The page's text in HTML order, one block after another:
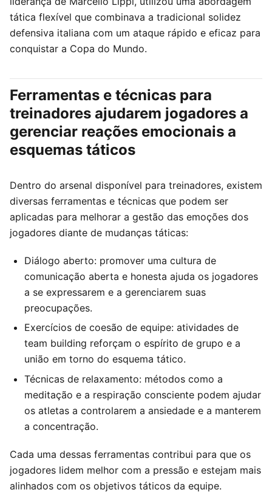
tática flexível que combinava a tradicional solidez
defensiva italiana com um ataque rápido e eficaz para
conquistar a Copa do Mundo.
Ferramentas e técnicas para
treinadores ajudarem jogadores a
gerenciar reações emocionais a
esquemas táticos
Dentro do arsenal disponível para treinadores, existem
diversas ferramentas e técnicas que podem ser
aplicadas para melhorar a gestão das emoções dos
jogadores diante de mudanças táticas:
Diálogo aberto: promover uma cultura de
comunicação aberta e honesta ajuda os jogadores
a se expressarem e a gerenciarem suas
preocupações.
Exercícios de coesão de equipe: atividades de
team building reforçam o espírito de grupo e a
união em torno do esquema tático.
Técnicas de relaxamento: métodos como a
meditação e a respiração consciente podem ajudar
os atletas a controlarem a ansiedade e a manterem
a concentração.
Cada uma dessas ferramentas contribui para que os
jogadores lidem melhor com a pressão e estejam mais
alinhados com os objetivos táticos da equipe.